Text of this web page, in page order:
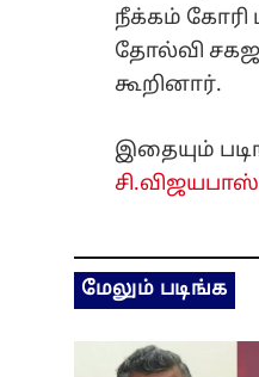
நீக்கம் கோரி
தோல்வி
கூறினார்.
இதையும்
மேலும் படிங்க